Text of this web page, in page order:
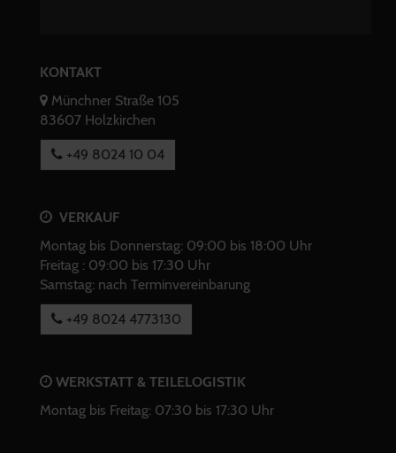
KONTAKT
Münchner Straße 105
83607 Holzkirchen
+49 8024 10 04
VERKAUF
Montag bis Donnerstag: 09:00 bis 18:00 Uhr
Freitag : 09:00 bis 17:30 Uhr
Samstag: nach Terminvereinbarung
+49 8024 4773130
WERKSTATT & TEILELOGISTIK
Montag bis Freitag: 07:30 bis 17:30 Uhr